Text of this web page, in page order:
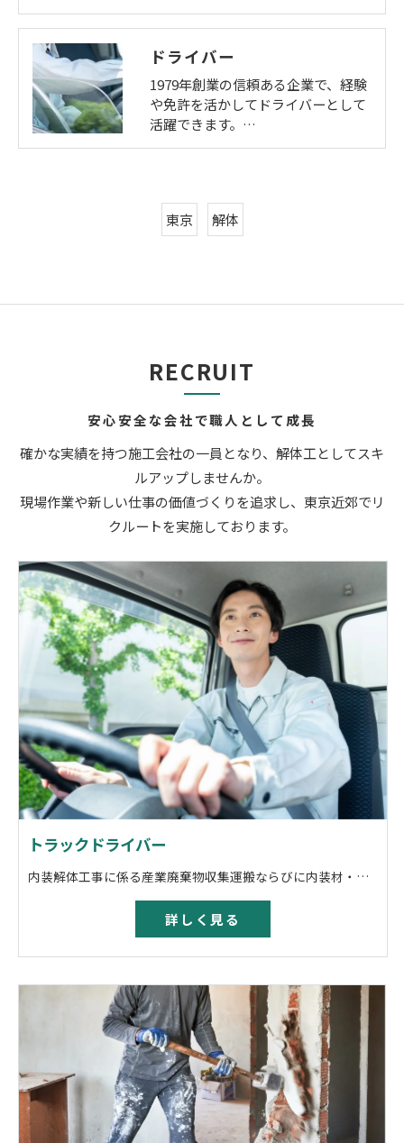
ドライバー
1979年創業の信頼ある企業で、経験
や免許を活かしてドライバーとして
活躍できます。…
東京 解体
安心安全な会社で職人として成長
RECRUIT
確かな実績を持つ施工会社の一員となり、解体工としてスキ
ルアップしませんか。
現場作業や新しい仕事の価値づくりを追求し、東京近郊でリ
クルートを実施しております。
トラックドライバー
内装解体工事に係る産業廃棄物収集運搬ならびに内装材・什器等の運搬業務
詳しく見る